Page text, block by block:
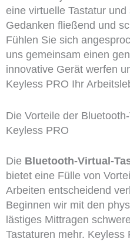
eine virtuelle Tastatur
Gedanken fließend und
Fühlen Sie sich
uns gemeinsam einen
innovative Gerät werfen
Keyless PRO Ihr
Die Vorteile der
Keyless PRO
Die Bluetooth-Virtual-
bietet eine Fülle von
Arbeiten entscheidend
Beginnen wir mit den
lästiges Mittragen
Tastaturen mehr. Keyless